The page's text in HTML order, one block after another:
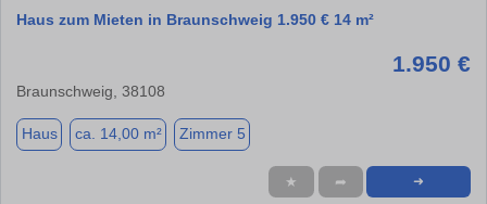
Haus zum Mieten in Braunschweig 1.950 € 14 m²
1.950 €
Braunschweig, 38108
Haus ca. 14,00 m² Zimmer 5
★ ➦ ➜